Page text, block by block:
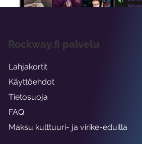
Rockway.fi palvelu
Lahjakortit
Käyttöehdot
Tietosuoja
FAQ
Maksu kulttuuri- ja virike-eduilla